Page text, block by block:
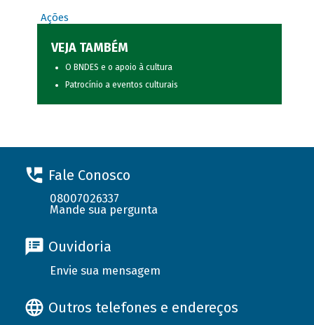
Ações
VEJA TAMBÉM
O BNDES e o apoio à cultura
Patrocínio a eventos culturais
Fale Conosco
08007026337
Mande sua pergunta
Ouvidoria
Envie sua mensagem
Outros telefones e endereços